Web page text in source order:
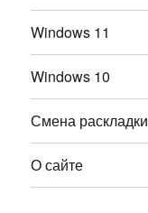
Windows 11
Windows 10
Смена раскладки
О сайте